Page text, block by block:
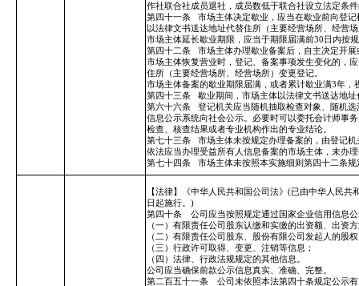
作社联合社成员退社，成员数低于联合社设立法定条
第四十一条
市场主体决定歇业，应当在歇业前向登
以法律文书送达地址代替住所（主要经营场所、经营
市场主体延长歇业期限，应当于期限届满前30日内按
第四十二条
市场主体办理歇业备案后，自主决定开
市场主体恢复营业时，登记、备案事项发生变化的，
住所（主要经营场所、经营场所）变更登记。
市场主体备案的歇业期限届满，或者累计歇业满3年
第四十三条
歇业期间，市场主体以法律文书送达地
第六十六条
登记机关应当随机抽取检查对象、随机
信息公示系统向社会公示。必要时可以委托会计师事
检查、核查结果或者专业机构作出的专业结论。
第七十三条
市场主体未按规定办理备案的，由登记
依法应当办理受益所有人信息备案的市场主体，未办
第七十四条
市场主体未按照本实施细则第四十二条
【法律】《中华人民共和国公司法》(已由中华人民
日起施行。)
第四十条 公司应当按照规定通过国家企业信用信息
（一）有限责任公司股东认缴和实缴的出资额、出资
（二）有限责任公司股东、股份有限公司发起人的股
（三）行政许可取得、变更、注销等信息；
（四）法律、行政法规规定的其他信息。
公司应当确保前款公示信息真实、准确、完整。
第二百五十一条 公司未依照本法第四十条规定公示